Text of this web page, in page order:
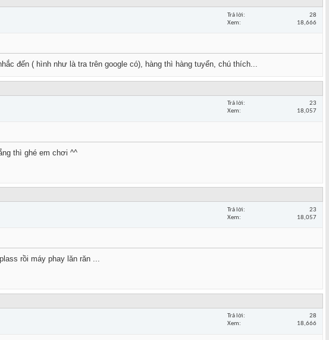
Trả lời
28
Xem
18,666
đến ( hình như là tra trên google có), hàng thì hàng tuyển, chú thích...
Trả lời
23
Xem
18,057
thì ghé em chơi ^^
Trả lời
23
Xem
18,057
rồi máy phay lăn răn ...
Trả lời
28
Xem
18,666